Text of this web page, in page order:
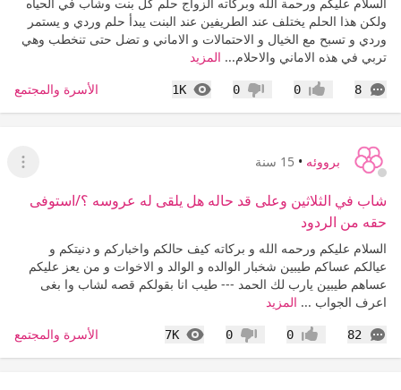
ولكن هذا الحلم يختلف عند الطريفين عند البنت يبدأ حلم وردي و يستمر
وردي و تسبح مع الخيال و الاحتمالات و الاماني و تضل حتى تنخطب وهي
تربي في هذه الاماني والاحلام... المزيد
8
التعليقات إعجاب0 عدم إعجاب
0
1K
المشاهدات الأسرة والمجتمع
برووئه • 15 سنة
عرض
شاب في الثلاثين وعلى قد حاله هل يلقى له عروسه ؟/استوفى
حقه من الردود
السلام عليكم ورحمه الله و بركاته كيف حالكم واخباركم و دنيتكم و
عيالكم عساكم طيبين شخبار الوالده و الوالد و الاخوات و من يعز عليكم
عساهم طيبين يارب لك الحمد --- طيب انا بقولكم قصه لشاب وا بغى
اعرف الجواب ... المزيد
82
التعليقات إعجاب0 عدم إعجاب
0
7K
المشاهدات الأسرة والمجتمع